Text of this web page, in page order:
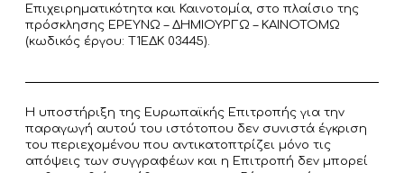
Επιχειρηματικότητα και Καινοτομία, στο πλαίσιο της
πρόσκλησης ΕΡΕΥΝΩ – ΔΗΜΙΟΥΡΓΩ – ΚΑΙΝΟΤΟΜΩ
(κωδικός έργου: T1ΕΔΚ 03445).
Η υποστήριξη της Ευρωπαϊκής Επιτροπής για την
παραγωγή αυτού του ιστότοπου δεν συνιστά έγκριση
του περιεχομένου που αντικατοπτρίζει μόνο τις
απόψεις των συγγραφέων και η Επιτροπή δεν μπορεί